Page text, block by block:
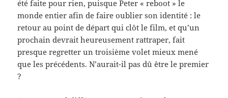
été faite pour rien, puisque Peter « reboot » le
monde entier afin de faire oublier son identité : le
retour au point de départ qui clôt le film, et qu’un
prochain devrait heureusement rattraper, fait
presque regretter un troisième volet mieux mené
que les précédents. N’aurait-il pas dû être le premier
?